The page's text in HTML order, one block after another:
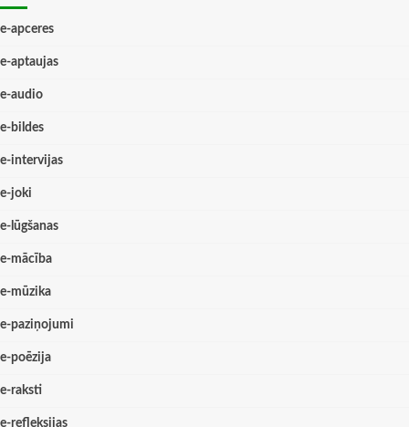
e-apceres
e-aptaujas
e-audio
e-bildes
e-intervijas
e-joki
e-lūgšanas
e-mācība
e-mūzika
e-paziņojumi
e-poēzija
e-raksti
e-refleksijas